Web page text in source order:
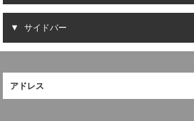
サイドバー
アドレス